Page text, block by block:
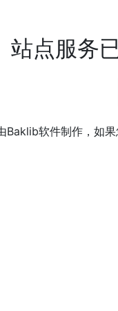
站点服务
Baklib软件制作，如果